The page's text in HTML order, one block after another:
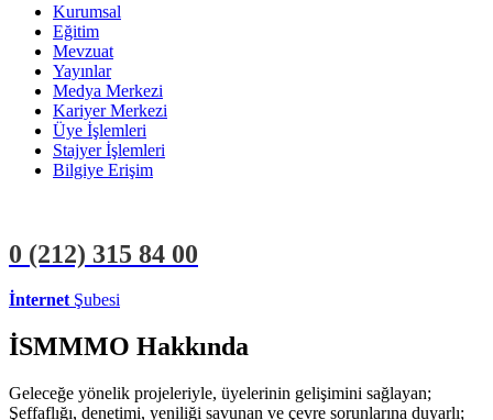
Kurumsal
Eğitim
Mevzuat
Yayınlar
Medya Merkezi
Kariyer Merkezi
Üye İşlemleri
Stajyer İşlemleri
Bilgiye Erişim
0 (212) 315 84 00
İnternetŞubesi
İSMMMO Hakkında
Geleceğe yönelik projeleriyle, üyelerinin gelişimini sağlayan;
Şeffaflığı, denetimi, yeniliği savunan ve çevre sorunlarına duyarlı;